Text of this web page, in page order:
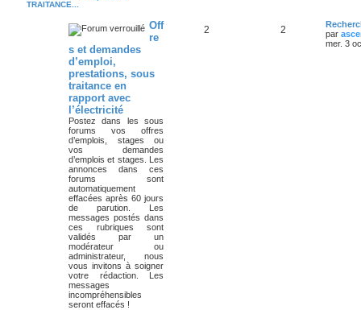
TRAITANCE...
Off
re
s et demandes
d’emploi,
prestations, sous
traitance en
rapport avec
l’électricité
Postez dans les sous
forums vos offres
d’emplois, stages ou
vos demandes
d’emplois et stages. Les
annonces dans ces
forums sont
automatiquement
effacées après 60 jours
de parution. Les
messages postés dans
ces rubriques sont
validés par un
modérateur ou
administrateur, nous
vous invitons à soigner
votre rédaction. Les
messages
incompréhensibles
seront effacés !
2 2
par
mer. 3